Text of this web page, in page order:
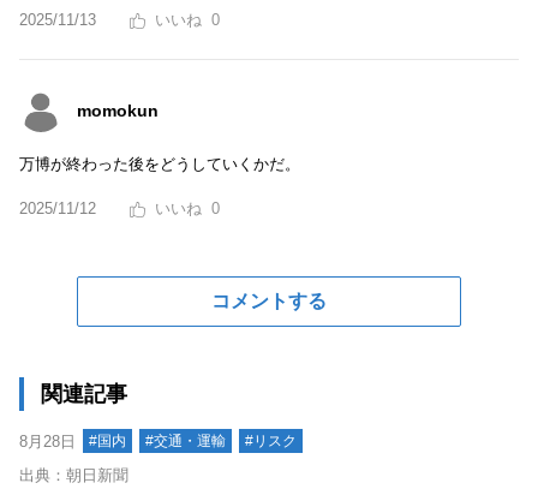
2025/11/13 0
momokun
万博が終わった後をどうしていくかだ。
2025/11/12 0
コメントする
関連記事
8月28日 #国内 #交通・運輸 #リスク
出典：朝日新聞